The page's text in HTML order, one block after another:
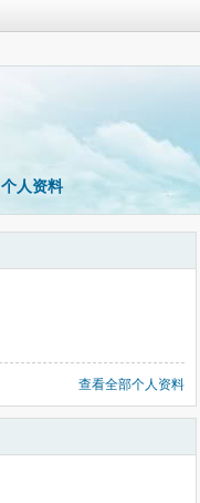
个人资料
查看全部个人资料